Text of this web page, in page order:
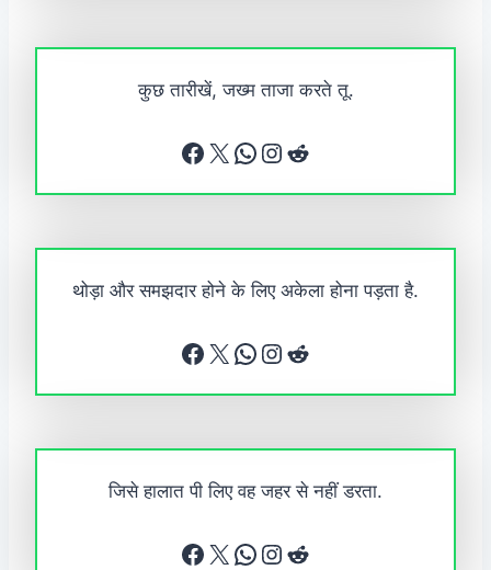
कुछ तारीखें, जख्म ताजा करते तू.
Facebook X WhatsApp Instagram Reddit
थोड़ा और समझदार होने के लिए अकेला होना पड़ता है.
Facebook X WhatsApp Instagram Reddit
जिसे हालात पी लिए वह जहर से नहीं डरता.
Facebook X WhatsApp Instagram Reddit